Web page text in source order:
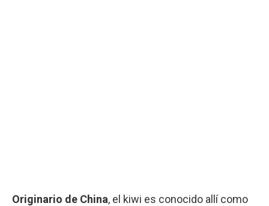
Originario de China, el kiwi es conocido allí como